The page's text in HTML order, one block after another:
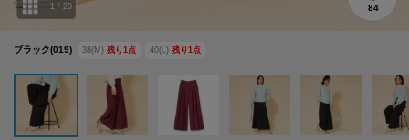
ブラック(019) 38(M) 残り 1点 40(L) 残り 1点
1 / 20 84